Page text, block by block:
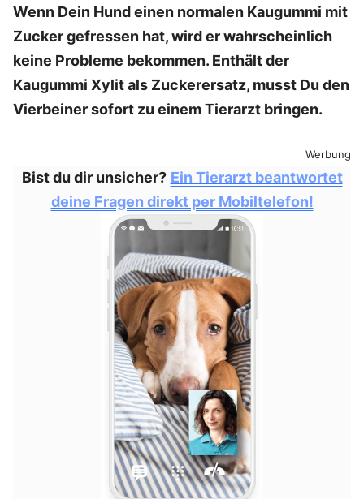
Wenn Dein Hund einen normalen Kaugummi mit
Zucker gefressen hat, wird er wahrscheinlich
keine Probleme bekommen. Enthält der
Kaugummi Xylit als Zuckerersatz, musst Du den
Vierbeiner sofort zu einem Tierarzt bringen.
Werbung
Bist du dir unsicher? Ein Tierarzt beantwortet
deine Fragen direkt per Mobiltelefon!